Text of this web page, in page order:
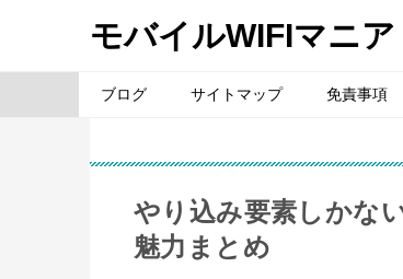
モバイルWIFIマニア
ブログ サイトマップ 免責事項
やり込み要素しかな
魅力まとめ